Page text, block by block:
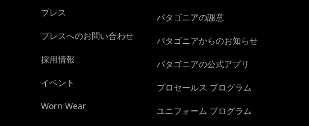
プレス
プレスへのお問い合わせ
採用情報
イベント
Worn Wear
パタゴニアの謝意
パタゴニアからのお知らせ
パタゴニアの公式アプリ
プロセールス プログラム
ユニフォーム プログラム